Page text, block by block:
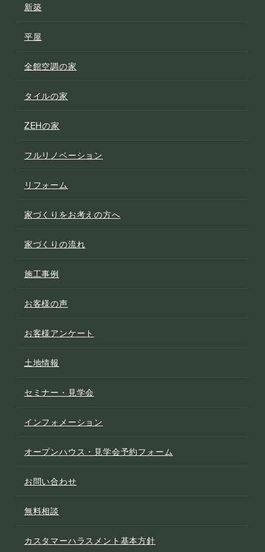
新築
平屋
全館空調の家
タイルの家
ZEHの家
フルリノベーション
リフォーム
家づくりをお考えの方へ
家づくりの流れ
施工事例
お客様の声
お客様アンケート
土地情報
セミナー・見学会
インフォメーション
オープンハウス・見学会予約フォーム
お問い合わせ
無料相談
カスタマーハラスメント基本方針